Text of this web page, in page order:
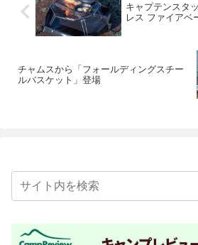
キャプテンスタ
レス ファイアベ
チャムスから「フォールディングスチー
ルバスケット」登場